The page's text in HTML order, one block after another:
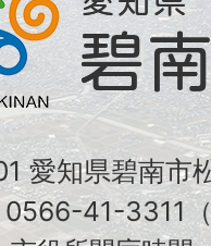
愛知県碧南市
0566-41-3311